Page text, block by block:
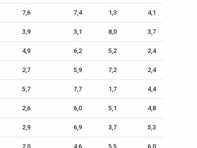
7,6 7,4 1,3 4,1
3,9 3,1 8,0 3,7
4,9 6,2 5,2 2,4
2,7 5,9 7,2 2,4
5,7 7,7 1,7 4,4
2,6 6,0 5,1 4,8
2,9 6,9 3,7 5,3
2,0 4,6 5,5 6,0